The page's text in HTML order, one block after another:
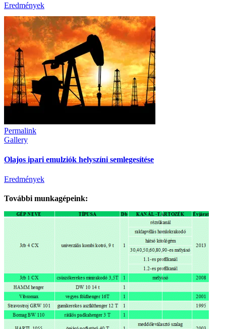
Eredmények
Permalink
Gallery
Olajos ipari emulziók helyszíni semlegesítése
Eredmények
További munkagépeink: